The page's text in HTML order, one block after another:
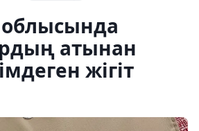
облысында
атынан
жігіт